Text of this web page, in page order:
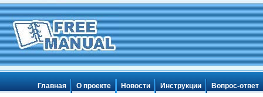
Главная О проекте Новости Инструкции Вопрос-ответ